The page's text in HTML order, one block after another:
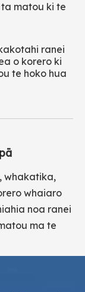
matou ki te
ranei
o korero ki
te hoko hua
whakatika,
whaiaro
noa ranei
ma te